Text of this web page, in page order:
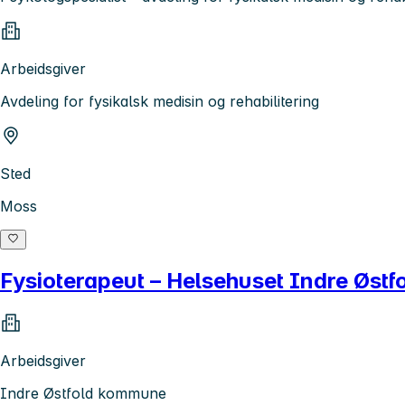
Arbeidsgiver
Avdeling for fysikalsk medisin og rehabilitering
Sted
Moss
Fysioterapeut – Helsehuset Indre
Arbeidsgiver
Indre Østfold kommune